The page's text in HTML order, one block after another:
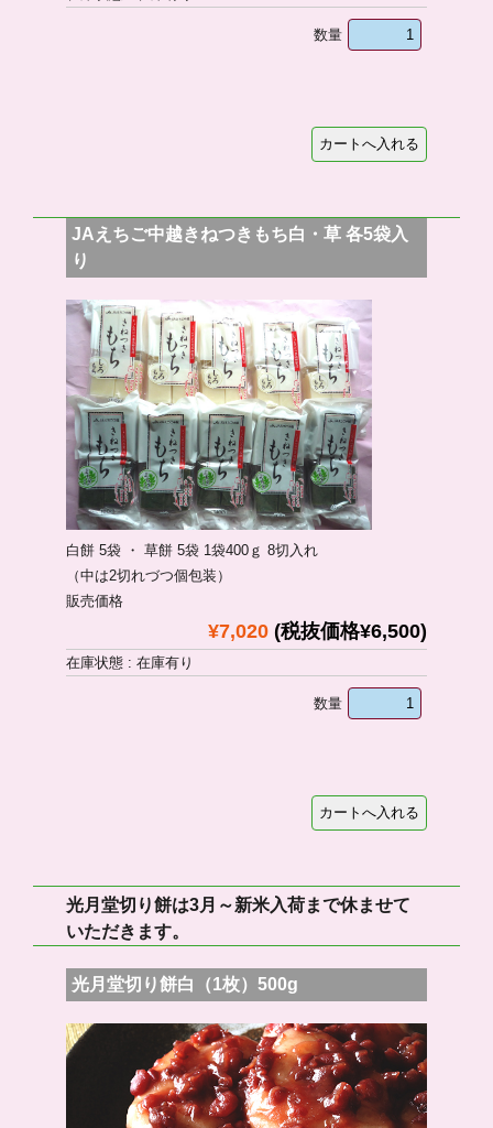
数量
JAえちご中越きねつきもち白・草 各5袋入
り
白餅 5袋 ・ 草餅 5袋 1袋400ｇ 8切入れ
（中は2切れづつ個包装）
販売価格
¥7,020 (税抜価格¥6,500)
在庫状態 : 在庫有り
数量
光月堂切り餅は3月～新米入荷まで休ませて
いただきます。
光月堂切り餅白（1枚）500g